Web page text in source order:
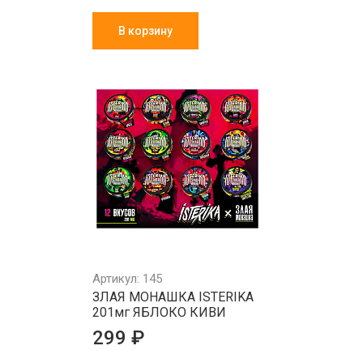
В корзину
Артикул: 145
ЗЛАЯ МОНАШКА ISTERIKA
201мг ЯБЛОКО КИВИ
299 ₽